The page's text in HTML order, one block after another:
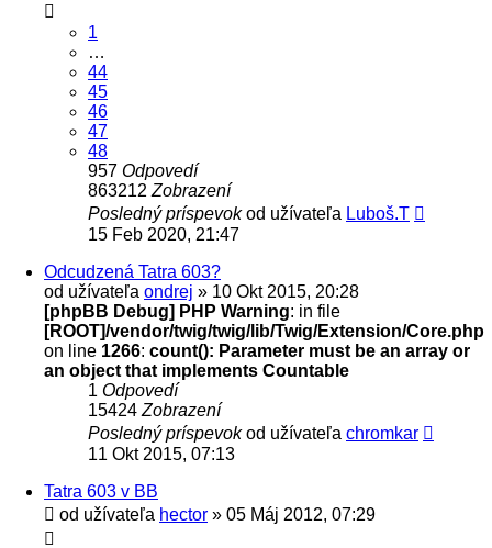
1
…
44
45
46
47
48
957 Odpovedí
863212 Zobrazení
Posledný príspevokod užívateľa Luboš.T
15 Feb 2020, 21:47
Odcudzená Tatra 603?
od užívateľa ondrej » 10 Okt 2015, 20:28
[phpBB Debug] PHP Warning: in file
[ROOT]/vendor/twig/twig/lib/Twig/Extension/Core.php
on line 1266: count(): Parameter must be an array or
an object that implements Countable
1 Odpovedí
15424 Zobrazení
Posledný príspevokod užívateľa chromkar
11 Okt 2015, 07:13
Tatra 603 v BB
od užívateľa hector » 05 Máj 2012, 07:29